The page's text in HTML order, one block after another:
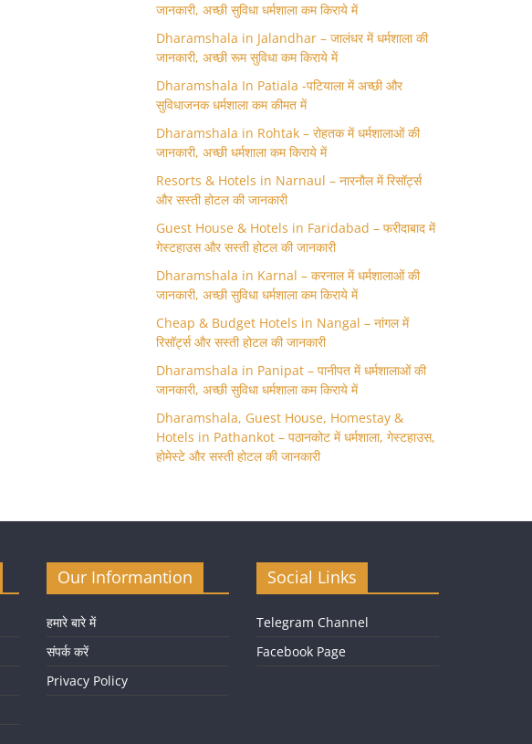
जानकारी, अच्छी सुविधा धर्मशाला कम किराये में
Dharamshala in Jalandhar – जालंधर में धर्मशाला की
जानकारी, अच्छी रूम सुविधा कम किराये में
Dharamshala In Patiala -पटियाला में अच्छी और
सुविधाजनक धर्मशाला कम कीमत में
Dharamshala in Rohtak – रोहतक में धर्मशालाओं की
जानकारी, अच्छी धर्मशाला कम किराये में
Resorts & Hotels in Narnaul – नारनौल में रिसॉर्ट्स
और सस्ती होटल की जानकारी
Guest House & Hotels in Faridabad – फरीदाबाद में
गेस्टहाउस और सस्ती होटल की जानकारी
Dharamshala in Karnal – करनाल में धर्मशालाओं की
जानकारी, अच्छी सुविधा धर्मशाला कम किराये में
Cheap & Budget Hotels in Nangal – नांगल में
रिसॉर्ट्स और सस्ती होटल की जानकारी
Dharamshala in Panipat – पानीपत में धर्मशालाओं की
जानकारी, अच्छी सुविधा धर्मशाला कम किराये में
Dharamshala, Guest House, Homestay &
Hotels in Pathankot – पठानकोट में धर्मशाला, गेस्टहाउस,
होमेस्टे और सस्ती होटल की जानकारी
Our Informantion
हमारे बारे में
संपर्क करें
Privacy Policy
Social Links
Telegram Channel
Facebook Page